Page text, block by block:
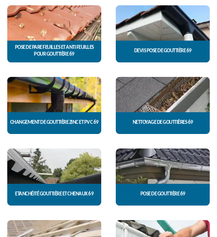
POSE DE PARE FEUILLES ET ANTI FEUILLES
POUR GOUTTIÈRE 69
DEVIS POSE DE GOUTTIÈRE 69
CHANGEMENT DE GOUTTIÈRE ZINC ET PVC 69 NETTOYAGE DE GOUTTIÈRES 69
ETANCHÉITÉ GOUTTIÈRE ET CHENAUX 69 POSE DE GOUTTIÈRE 69